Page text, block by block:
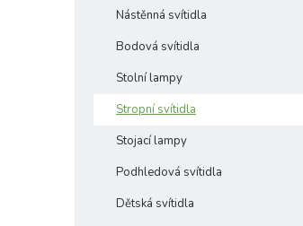
Nástěnná svítidla
Bodová svítidla
Stolní lampy
Stropní svítidla
Stojací lampy
Podhledová svítidla
Dětská svítidla